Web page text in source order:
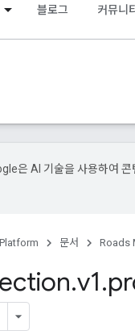
블로그 커뮤니
은 AI 기술을 사용하여
문서 Roads
.v1.